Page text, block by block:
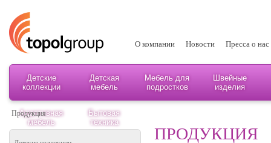
О компании Новости Пресса о нас
Детские
коллекции
Детская
мебель
Мебель для
подростков
Швейные
изделия
Адаптивная
мебель
Бытовая
техника
Продукция
ПРОДУКЦИЯ